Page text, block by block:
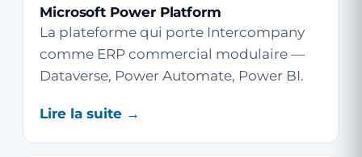
Microsoft Power Platform
La plateforme qui porte Intercompany
comme ERP commercial modulaire —
Dataverse, Power Automate, Power BI.
Lire la suite →